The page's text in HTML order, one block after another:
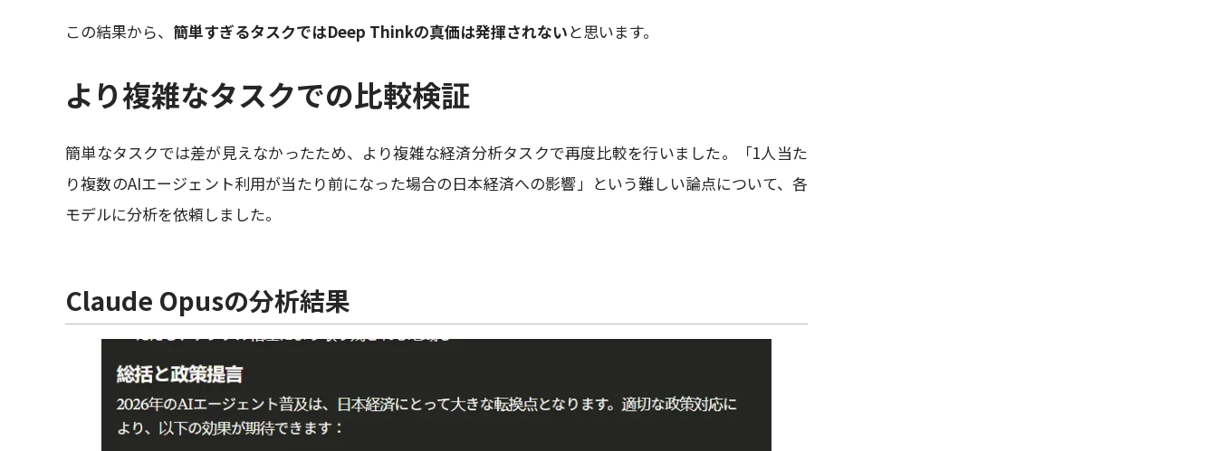
この結果から、 簡単すぎるタスクではDeep Thinkの真価は発揮されないと思います。
より複雑なタスクでの比較検証
簡単なタスクでは差が見えなかったため、より複雑な経済分析タスクで再度比較を行いました。「1人当た
り複数のAIエージェント利用が当たり前になった場合の日本経済への影響」という難しい論点について、各
モデルに分析を依頼しました。
Claude Opusの分析結果